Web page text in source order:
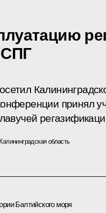
принял
Калининградская область
Балтийского моря